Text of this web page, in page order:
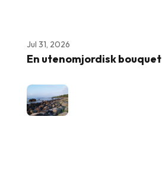
Jul 31, 2026
En utenomjordisk bouquet